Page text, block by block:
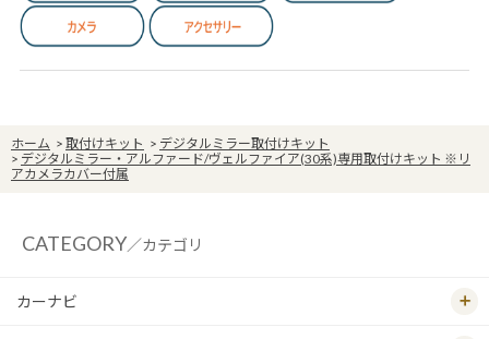
ホーム > 取付けキット > デジタルミラー取付けキット
> デジタルミラー・アルファード/ヴェルファイア(30系)専用取付けキット ※リ
アカメラカバー付属
CATEGORY／カテゴリ
カーナビ